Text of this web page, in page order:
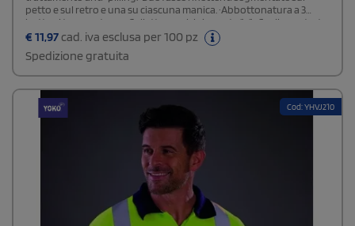
petto e sul retro e una su ciascuna manica. ·Abbottonatura a 3
bottoni tono su tono. ·Colletto e polsini a coste 1x1. ·Scollo nastrato.
·Tasca opzionale. ·Etichetta Roly WRK esterna.·Cicli di lavaggio: x25
€ 11,97 cad. iva esclusa per 100 pz
Spedizione gratuita
Cod: YHVJ210